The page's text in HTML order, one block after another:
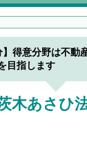
】得意分野は不動
目指します
木あさひ